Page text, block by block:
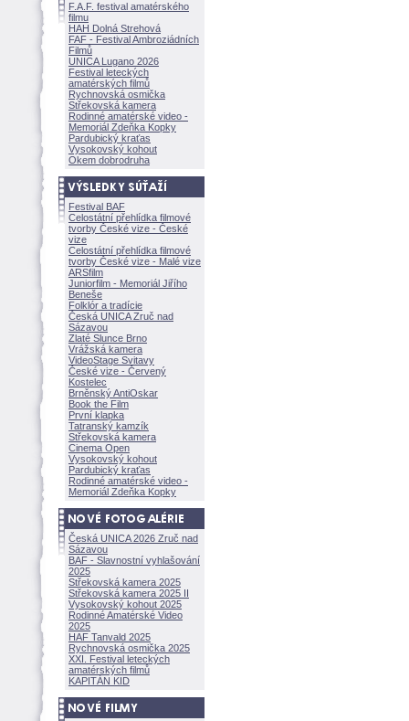
F.A.F. festival amatérského
filmu
HAH Dolná Strehov
FAF - Festival Ambroziádních
Filmů
UNICA Lugano 2026
Festival leteckých
amatérských filmů
Rychnovská osmička
Střekovská kamera
Rodinné amatérské video -
Memoriál Zdeňka Kopky
Pardubický kraťas
Vysokovský kohout
Okem dobrodruha
Festival BAF
Celostátní přehlídka filmové
tvorby České vize - České
vize
Celostátní přehlídka filmové
tvorby České vize - Malé vize
ARSfilm
Juniorfilm - Memoriál Jiřího
Beneše
Folklór a tradície
Česká UNICA Zruč nad
Sázavou
Zlaté Slunce Brno
Vrážská kamera
VideoStage Svitavy
České vize - Červený
Kostelec
Brněnský AntiOskar
Book the Film
První klapka
Tatranský kamzík
Střekovská kamera
Cinema Open
Vysokovský kohout
Pardubický kraťas
Rodinné amatérské video -
Memoriál Zdeňka Kopky
Česká UNICA 2026 Zruč nad
Sázavou
BAF - Slavnostní vyhlašování
2025
Střekovská kamera 2025
Střekovská kamera 2025 II
Vysokovský kohout 2025
Rodinné Amatérské Video
2025
HAF Tanvald 2025
Rychnovská osmička 2025
XXI. Festival leteckých
amatérských filmů
KAPITÁN KID